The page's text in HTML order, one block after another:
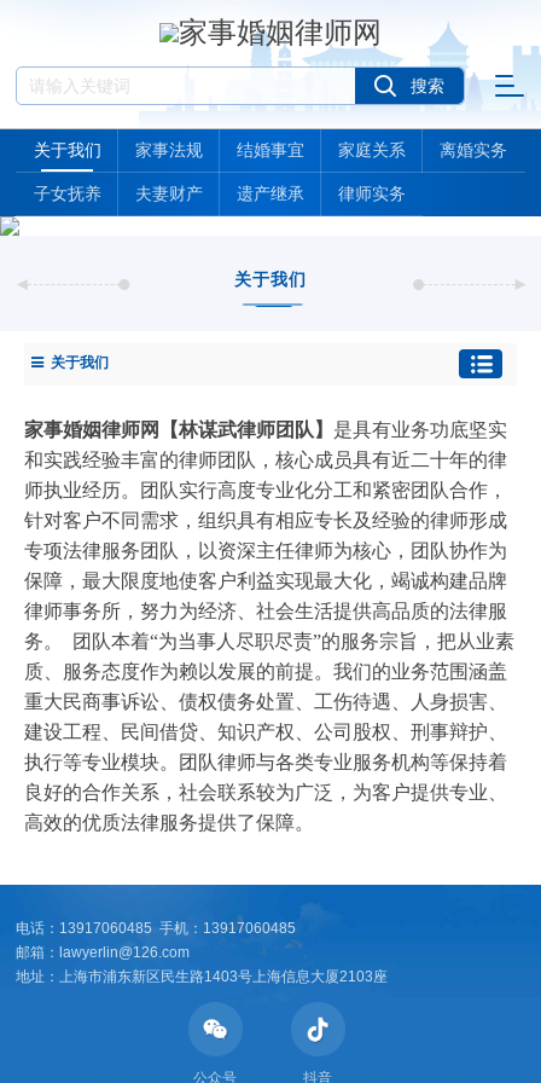
关于我们 家事法规 结婚事宜 家庭关系 离婚实务
子女抚养 夫妻财产 遗产继承 律师实务
关于我们
关于我们
家事婚姻律师网【林谋武律师团队】 是具有业务功底坚实
和实践经验丰富的律师团队，核心成员具有近二十年的律
师执业经历。团队实行高度专业化分工和紧密团队合作，
针对客户不同需求，组织具有相应专长及经验的律师形成
专项法律服务团队，以资深主任律师为核心，团队协作为
保障，最大限度地使客户利益实现最大化，竭诚构建品牌
律师事务所，努力为经济、社会生活提供高品质的法律服
务。
团队本着“为当事人尽职尽责”的服务宗旨，把从业素
质、服务态度作为赖以发展的前提。我们的业务范围涵盖
重大民商事诉讼、债权债务处置、工伤待遇、人身损害、
建设工程、民间借贷、知识产权、公司股权、刑事辩护、
执行等专业模块。团队律师与各类专业服务机构等保持着
良好的合作关系，社会联系较为广泛，为客户提供专业、
高效的优质法律服务提供了保障。
电话：13917060485 手机：13917060485
邮箱：lawyerlin@126.com
地址：上海市浦东新区民生路1403号上海信息大厦2103座
公众号 抖音